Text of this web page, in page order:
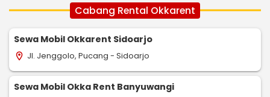
Cabang Rental Okkarent
Sewa Mobil Okkarent Sidoarjo
location_on Jl. Jenggolo, Pucang - Sidoarjo
Sewa Mobil Okka Rent Banyuwangi